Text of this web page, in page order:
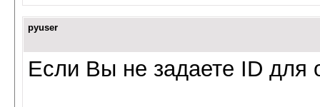
pyuser
Если Вы не задаете ID для